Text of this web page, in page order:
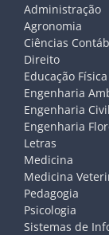
Administração
Agronomia
Ciências
Direito
Educação Física
Engenharia
Engenharia Civil
Engenharia
Letras
Medicina
Medicina
Pedagogia
Psicologia
Sistemas de